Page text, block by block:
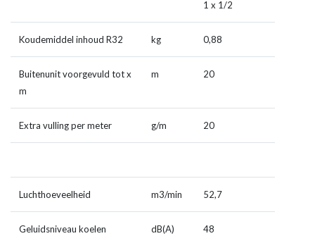
1 x 1/2
Koudemiddel inhoud R32 kg 0,88
Buitenunit voorgevuld tot x
m
m 20
Extra vulling per meter g/m 20
Luchthoeveelheid m3/min 52,7
Geluidsniveau koelen dB(A) 48